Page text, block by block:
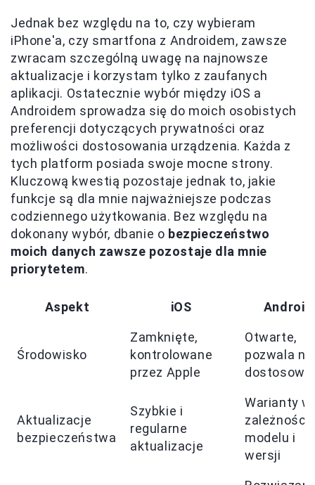
Jednak bez względu na to, czy wybieram
iPhone'a, czy smartfona z Androidem, zawsze
zwracam szczególną uwagę na najnowsze
aktualizacje i korzystam tylko z zaufanych
aplikacji. Ostatecznie wybór między iOS a
Androidem sprowadza się do moich osobistych
preferencji dotyczących prywatności oraz
możliwości dostosowania urządzenia. Każda z
tych platform posiada swoje mocne strony.
Kluczową kwestią pozostaje jednak to, jakie
funkcje są dla mnie najważniejsze podczas
codziennego użytkowania. Bez względu na
dokonany wybór, dbanie o bezpieczeństwo
moich danych zawsze pozostaje dla mnie
priorytetem.
Aspekt iOS Android
Środowisko
Zamknięte,
kontrolowane
przez Apple
Otwarte,
pozwala na
Aktualizacje
bezpieczeństwa
Szybkie i
regularne
aktualizacje
Warianty w
zależności
modelu i
wersji